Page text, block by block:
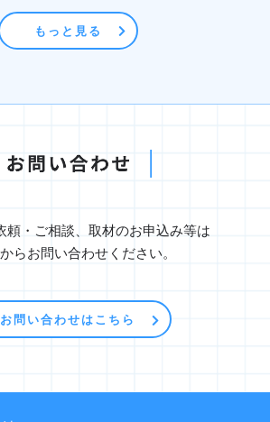
もっと見る
頼・ご相談、取材のお申込み等は
らお問い合わせください。
お問い合わせはこちら